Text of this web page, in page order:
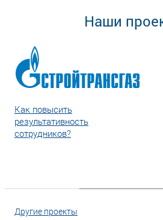
Наши
Как повысить
результативность
сотрудников?
Другие проекты